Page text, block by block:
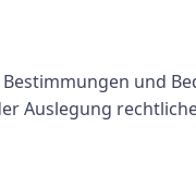
und
Auslegung